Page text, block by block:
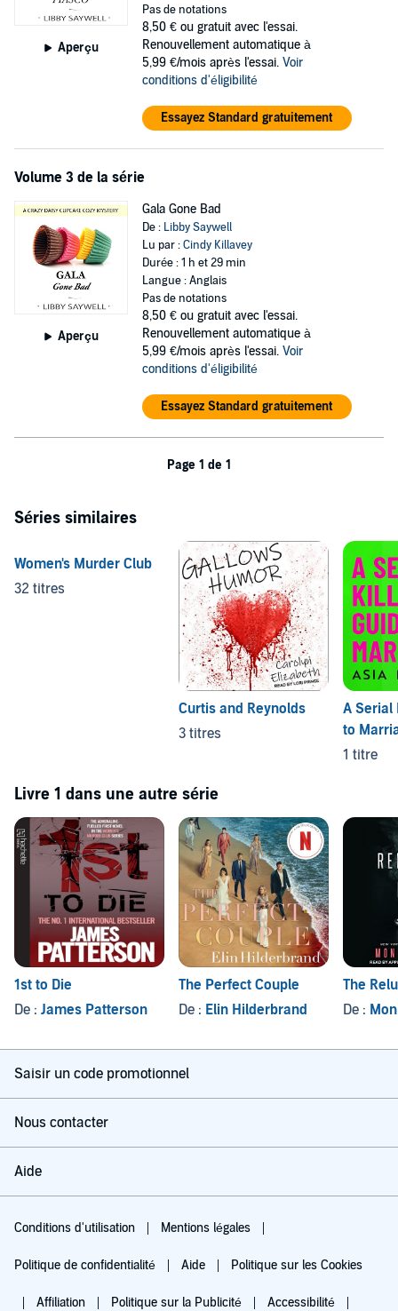
Aperçu
Pas de notations
8,50 € ou gratuit avec l'essai.
Renouvellement automatique à
5,99 €/mois après l'essai. Voir
conditions d'éligibilité
Essayez Standard gratuitement
Volume 3 de la série
Aperçu
Gala Gone Bad
De : Libby Saywell
Lu par :Cindy Killavey
Durée : 1 h et 29 min
Langue : Anglais
Pas de notations
8,50 € ou gratuit avec l'essai.
Renouvellement automatique à
5,99 €/mois après l'essai. Voir
conditions d'éligibilité
Essayez Standard gratuitement
Page 1 de 1
Séries similaires
Women's Murder Club
32 titres
Curtis and Reynolds
3 titres
A Serial
to
1 titre
Livre 1 dans une autre série
1st to Die
De : James Patterson
The Perfect Couple
De : Elin Hilderbrand
The
De :
Saisir un code promotionnel
Nous contacter
Aide
Conditions d'utilisation Mentions légales
Politique de confidentialité Aide Politique sur les Cookies
Affiliation Politique sur la Publicité Accessibilité